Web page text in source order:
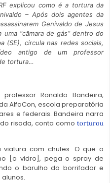
explicou como é a tortura da
– Após dois agentes da
Genivaldo de Jesus
“câmara de gás” dentro do
(SE), circula nas redes sociais,
antigo de um professor
tortura…
Ronaldo Bandeira,
AlfaCon, escola preparatória
e federais. Bandeira narra
risada, conta como torturou
viatura com chutes. O que o
[o vidro], pega o spray de
o barulho do borrifador e